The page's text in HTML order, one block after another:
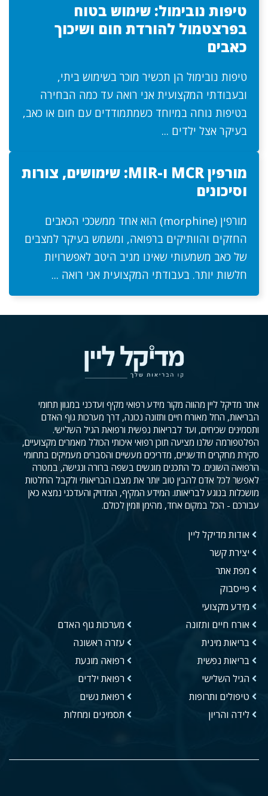
טיפות נובימול: שימוש בטוח
בפרצטמול להורדת חום ושיכוך
כאבים
טיפות נובימול הן תכשיר מוכר בשימוש ביתי,
ובעבודתי המקצועית אני רואה עד כמה הבחירה
בטיפות נוחה במיוחד כשמתמודדים עם חום או כאב,
בעיקר אצל ילדים ...
מורפין MCR ו-MIR: שימושים, צורות
וסיכונים
מורפין (morphine) הוא אחד ממשככי הכאבים
החזקים והוותיקים ברפואה, ומשמש בעיקר למצבים
של כאב משמעותי שאינו מגיב היטב לאפשרויות
חלשות יותר. בעבודתי המקצועית אני רואה ...
אתר מדיקל ליין מהווה מקור מידע רפואי מקיף ועדכני במגוון תחומי
הבריאות, החל מאורח חיים ותזונה נכונה, דרך מערכות גוף האדם
ותסמינים שכיחים, ועד לבריאות נפשית ורפואת הגיל השלישי.
הפלטפורמה שלנו מציעה תוכן רפואי איכותי הכולל מאמרים מקצועיים,
סקירת מחקרים חדשניים, מדריכים מעשיים והסברים מעמיקים בתחומי
הרפואה השונים. כל התכנים מוגשים בשפה ברורה ונגישה, במטרה
לאפשר לכל אדם להבין טוב יותר את מצבו הבריאותי ולקבל החלטות
מושכלות בנוגע לבריאותו. המידע המקיף, המדויק והעדכני נמצא כאן
עבורכם - הכל במקום אחד, מהימן וזמין לכולם.
אודות מדיקל ליין
יצירת קשר
מפת אתר
פייסבוק
מידע מקצועי
אורח חיים ותזונה
בריאות מינית
בריאות נפשית
הגיל השלישי
טיפולים ותרופות
לידה והריון
מערכות גוף האדם
עזרה ראשונה
רפואה מונעת
רפואת ילדים
רפואת נשים
תסמינים ומחלות